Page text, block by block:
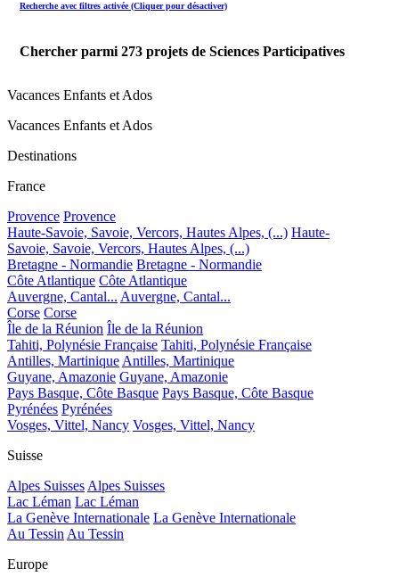
Recherche avec filtres activée (Cliquer pour désactiver)
Chercher parmi 273 projets de Sciences Participatives
Vacances Enfants et Ados
Vacances Enfants et Ados
Destinations
France
Provence Provence
Haute-Savoie, Savoie, Vercors, Hautes Alpes, (...) Haute-
Savoie, Savoie, Vercors, Hautes Alpes, (...)
Bretagne - Normandie Bretagne - Normandie
Côte Atlantique Côte Atlantique
Auvergne, Cantal... Auvergne, Cantal...
Corse Corse
Île de la Réunion Île de la Réunion
Tahiti, Polynésie Française Tahiti, Polynésie Française
Antilles, Martinique Antilles, Martinique
Guyane, Amazonie Guyane, Amazonie
Pays Basque, Côte Basque Pays Basque, Côte Basque
Pyrénées Pyrénées
Vosges, Vittel, Nancy Vosges, Vittel, Nancy
Suisse
Alpes Suisses Alpes Suisses
Lac Léman Lac Léman
La Genève Internationale La Genève Internationale
Au Tessin Au Tessin
Europe